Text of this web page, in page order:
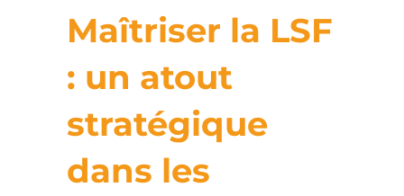
Maîtriser la LSF
: un atout
stratégique
dans les